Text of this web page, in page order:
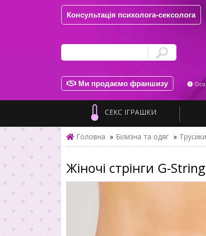
Консультація психолога-сексолога
Ми продаємо франшизу
СЕКС ІГРАШКИ
Головна » Білизна та одяг »
Жіночі стрінги G-